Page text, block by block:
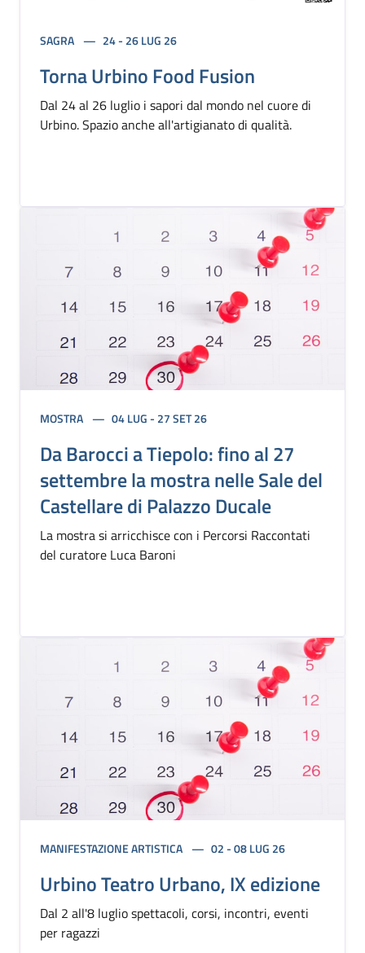
SAGRA 24 - 26 LUG 26
Torna Urbino Food Fusion
Dal 24 al 26 luglio i sapori dal mondo nel cuore di
Urbino. Spazio anche all'artigianato di qualità.
MOSTRA 04 LUG - 27 SET 26
Da Barocci a Tiepolo: fino al 27
settembre la mostra nelle Sale del
Castellare di Palazzo Ducale
La mostra si arricchisce con i Percorsi Raccontati
del curatore Luca Baroni
MANIFESTAZIONE ARTISTICA 02 - 08 LUG 26
Urbino Teatro Urbano, IX edizione
Dal 2 all'8 luglio spettacoli, corsi, incontri, eventi
per ragazzi